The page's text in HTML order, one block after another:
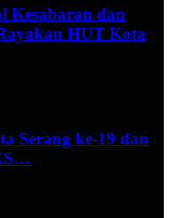
Kesabaran dan
HUT Kota
Serang ke-19 dan